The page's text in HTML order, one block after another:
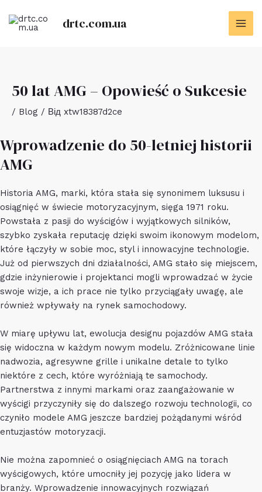
drtc.com.ua
50 lat AMG – Opowieść o Sukcesie
/ Blog / Від xtw18387d2ce
Wprowadzenie do 50-letniej historii
AMG
Historia AMG, marki, która stała się synonimem luksusu i
osiągnięć w świecie motoryzacyjnym, sięga 1971 roku.
Powstała z pasji do wyścigów i wyjątkowych silników,
szybko zyskała reputację dzięki swoim ikonowym modelom,
które łączyły w sobie moc, styl i innowacyjne technologie.
Już od pierwszych dni działalności, AMG stało się miejscem,
gdzie inżynierowie i projektanci mogli wprowadzać w życie
swoje wizje, a ich prace nie tylko przyciągały uwagę, ale
również wpływały na rynek samochodowy.
W miarę upływu lat, ewolucja designu pojazdów AMG stała
się widoczna w każdym nowym modelu. Zróżnicowane linie
nadwozia, agresywne grille i unikalne detale to tylko
niektóre z cech, które wyróżniają te samochody.
Partnerstwa z innymi markami oraz zaangażowanie w
wyścigi przyczyniły się do dalszego rozwoju technologii, co
czyniło modele AMG jeszcze bardziej pożądanymi wśród
entuzjastów motoryzacji.
Nie można zapomnieć o osiągnięciach AMG na torach
wyścigowych, które umocniły jej pozycję jako lidera w
branży. Wprowadzenie innowacyjnych rozwiązań